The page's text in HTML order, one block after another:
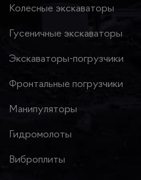
Колесные экскаваторы
Гусеничные экскаваторы
Экскаваторы-погрузчики
Фронтальные погрузчики
Манипуляторы
Гидромолоты
Виброплиты